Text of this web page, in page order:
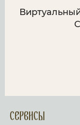
Сервисы